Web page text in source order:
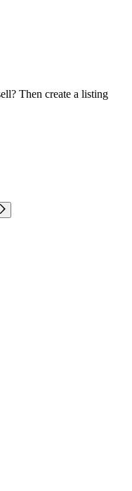
Then create a listing